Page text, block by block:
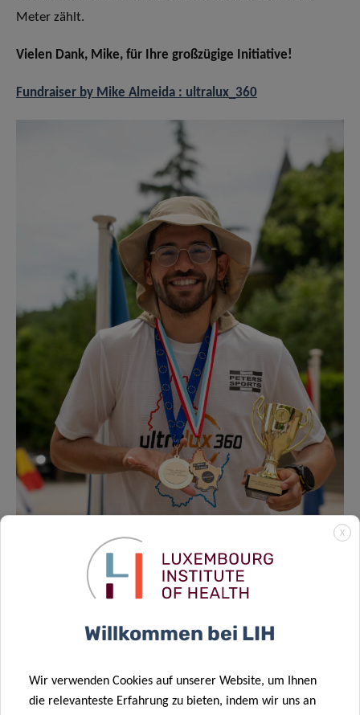
Meter zählt.
Vielen Dank, Mike, für Ihre großzügige Initiative!
Fundraiser by Mike Almeida : ultralux_360
SCIENTIFIC CONTACT
X
Willkommen bei LIH
Wir verwenden Cookies auf unserer Website, um Ihnen
die relevanteste Erfahrung zu bieten, indem wir uns an